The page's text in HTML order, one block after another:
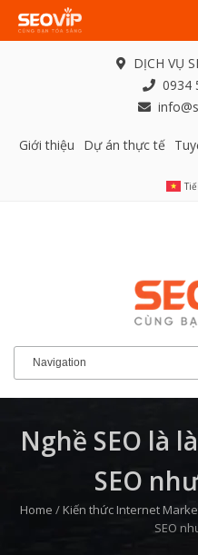
DỊCH VỤ
0934
Giới thiệu Dự án thực tế
Nghề SEO là
SEO
Home / Kiến thức Internet
SEO